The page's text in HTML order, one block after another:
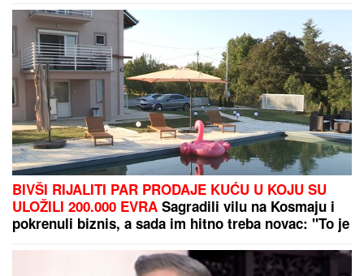
TRIFUNOVIĆASaznajemo:
Obezbeđenje hitno reagovalo zbog
SUMNJE NA KRAĐU, pa joj pisali
krivičnu prijavu